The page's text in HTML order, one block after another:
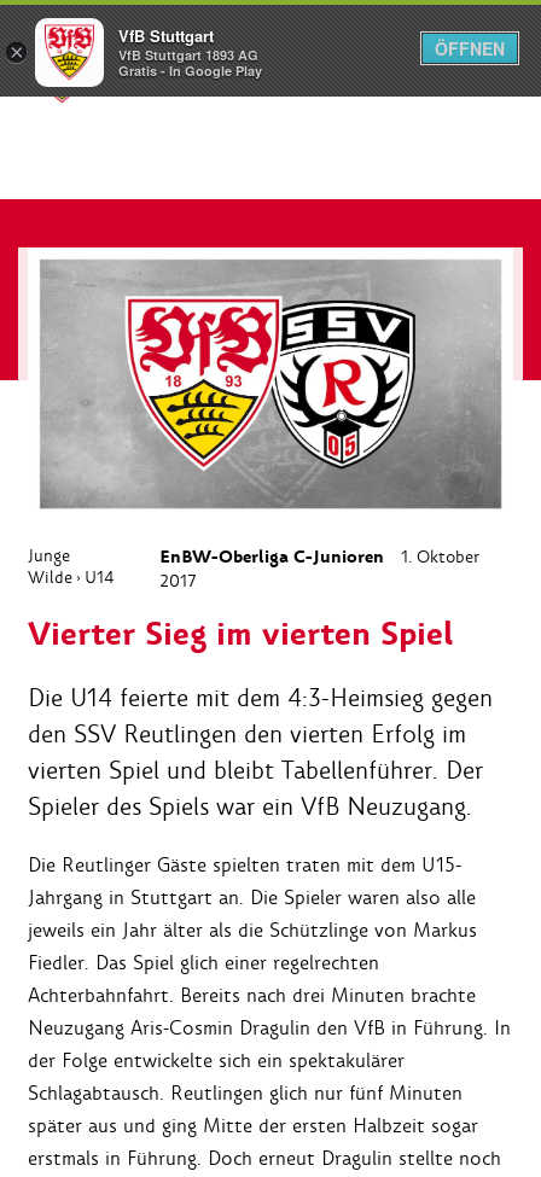
Menü
Junge
Wilde › U14
EnBW-Oberliga C-Junioren
1. Oktober
2017
Vierter Sieg im vierten Spiel
Die U14 feierte mit dem 4:3-Heimsieg gegen
den SSV Reutlingen den vierten Erfolg im
vierten Spiel und bleibt Tabellenführer. Der
Spieler des Spiels war ein VfB Neuzugang.
Die Reutlinger Gäste spielten traten mit dem U15-
Jahrgang in Stuttgart an. Die Spieler waren also alle
jeweils ein Jahr älter als die Schützlinge von Markus
Fiedler. Das Spiel glich einer regelrechten
Achterbahnfahrt. Bereits nach drei Minuten brachte
Neuzugang Aris-Cosmin Dragulin den VfB in Führung. In
der Folge entwickelte sich ein spektakulärer
Schlagabtausch. Reutlingen glich nur fünf Minuten
später aus und ging Mitte der ersten Halbzeit sogar
erstmals in Führung. Doch erneut Dragulin stellte noch
×
VfB Stuttgart
VfB Stuttgart 1893 AG
Gratis - In Google Play
ÖFFNEN